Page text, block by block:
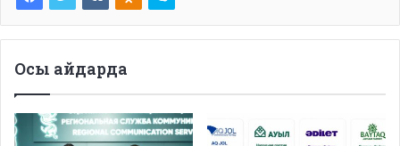
Осы айдарда